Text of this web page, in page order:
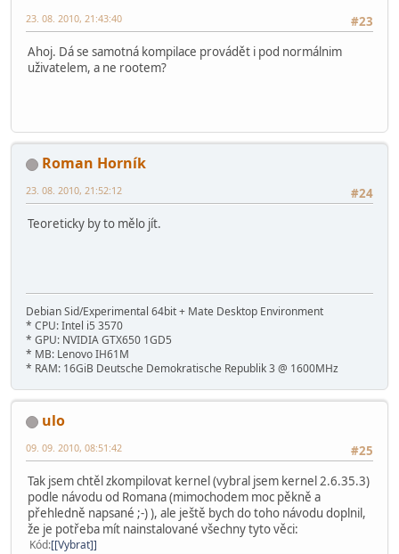
#23
23. 08. 2010, 21:43:40
Ahoj. Dá se samotná kompilace provádět i pod normálnim
uživatelem, a ne rootem?
Roman Horník
#24
23. 08. 2010, 21:52:12
Teoreticky by to mělo jít.
Debian Sid/Experimental 64bit + Mate Desktop Environment
* CPU: Intel i5 3570
* GPU: NVIDIA GTX650 1GD5
* MB: Lenovo IH61M
* RAM: 16GiB Deutsche Demokratische Republik 3 @ 1600MHz
ulo
#25
09. 09. 2010, 08:51:42
Tak jsem chtěl zkompilovat kernel (vybral jsem kernel 2.6.35.3)
podle návodu od Romana (mimochodem moc pěkně a
přehledně napsané ;-) ), ale ještě bych do toho návodu doplnil,
že je potřeba mít nainstalované všechny tyto věci:
Kód [Vybrat]